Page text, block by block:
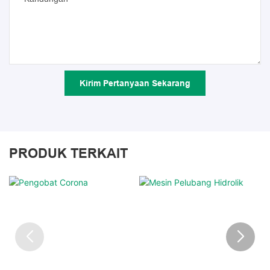
Kirim Pertanyaan Sekarang
PRODUK TERKAIT